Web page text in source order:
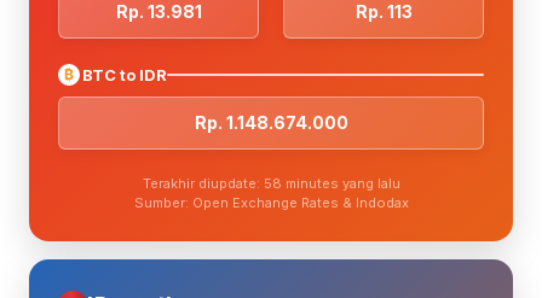
Rp. 13.981 Rp. 113
₿ BTC to IDR
Rp. 1.148.674.000
Terakhir diupdate: 58 minutes yang lalu
Sumber: Open Exchange Rates & Indodax